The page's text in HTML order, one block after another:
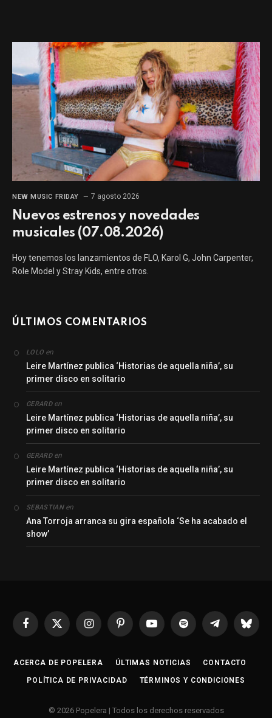
NEW MUSIC FRIDAY 7 agosto 2026
Nuevos estrenos y novedades
musicales (07.08.2026)
Hoy tenemos los lanzamientos de FLO, Karol G, John Carpenter,
Role Model y Stray Kids, entre otros.
ÚLTIMOS COMENTARIOS
LOLO en
Leire Martínez publica ‘Historias de aquella niña’, su
primer disco en solitario
GERARDen
Leire Martínez publica ‘Historias de aquella niña’, su
primer disco en solitario
GERARDen
Leire Martínez publica ‘Historias de aquella niña’, su
primer disco en solitario
SEBASTIANen
Ana Torroja arranca su gira española ‘Se ha acabado el
show’
Facebook
X
InstagramPinterestYouTubeSpotify Telegrama
ACERCA DE POPELERA ÚLTIMAS NOTICIAS CONTACTO
POLÍTICA DE PRIVACIDAD TÉRMINOS Y CONDICIONES
© 2026 Popelera | Todos los derechos reservados